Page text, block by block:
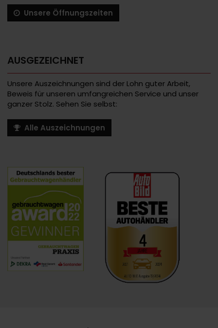
Unsere Öffnungszeiten
AUSGEZEICHNET
Unsere Auszeichnungen sind der Lohn guter Arbeit,
Beweis für unseren umfangreichen Service und unser
ganzer Stolz. Sehen Sie selbst:
Alle Auszeichnungen